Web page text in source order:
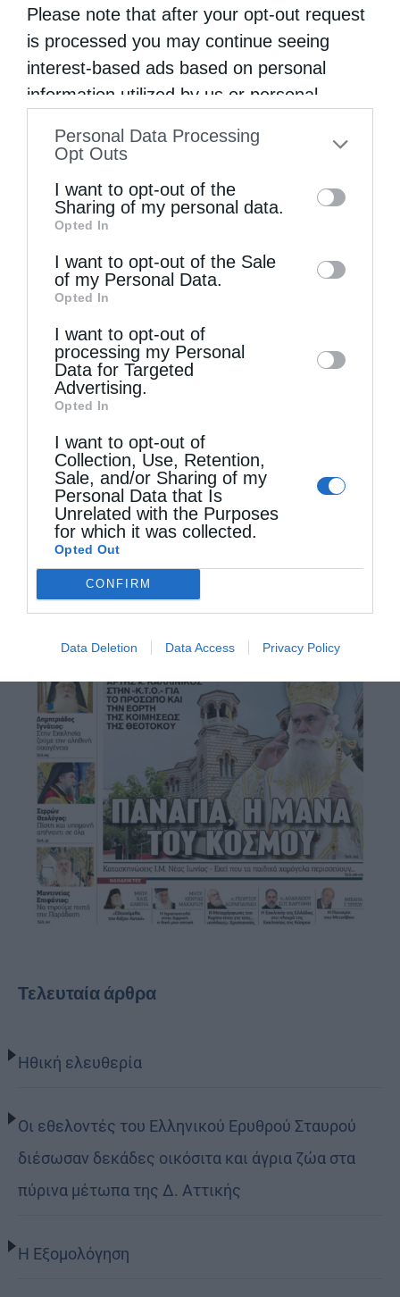
Please note that after your opt-out request
is processed you may continue seeing
interest-based ads based on personal
information utilized by us or personal
to your opt-out. You may separately opt-out
information by third parties on the IAB’s list
of downstream participants. This
information may also be disclosed by us to
third parties on theIAB’s List of
Downstream Participants
disclose it to other third parties.
Personal Data Processing
Opt Outs
I want to opt-out of the
Sharing of my personal data.
Opted In
I want to opt-out of the Sale
of my Personal Data.
Opted In
I want to opt-out of
processing my Personal
Data for Targeted
Advertising.
Opted In
I want to opt-out of
Collection, Use, Retention,
Sale, and/or Sharing of my
Personal Data that Is
Unrelated with the Purposes
for which it was collected.
Opted Out
CONFIRM
Data Deletion Data Access Privacy Policy
Επικαιρότητα
Εκοιμήθη ο ιερέας του Αγίου Νικολάου στους
Δίδυμους Πύργους
kivotos 26 Ιανουαρίου 2016
Όπως ανακοίνωσε η Μητρόπολη Φθιώτιδας
κοιμήθηκε ο Πρωτοπρεσβυτέρος π. Ιωάννης
Ρόμας, το Σάββατο 23 Ιανουαρίου στην Νέα
Υόρκη. Εκεί επί πολλά χρόνια υπηρετούσε
ως εφημέριος του Ιερού Ναού του Αγίου
Νικολάου …
Τελευταία άρθρα
Ηθική ελευθερία
Οι εθελοντές του Ελληνικού Ερυθρού Σταυρού
διέσωσαν δεκάδες οικόσιτα και άγρια ζώα στα
πύρινα μέτωπα της Δ. Αττικής
Η Εξομολόγηση